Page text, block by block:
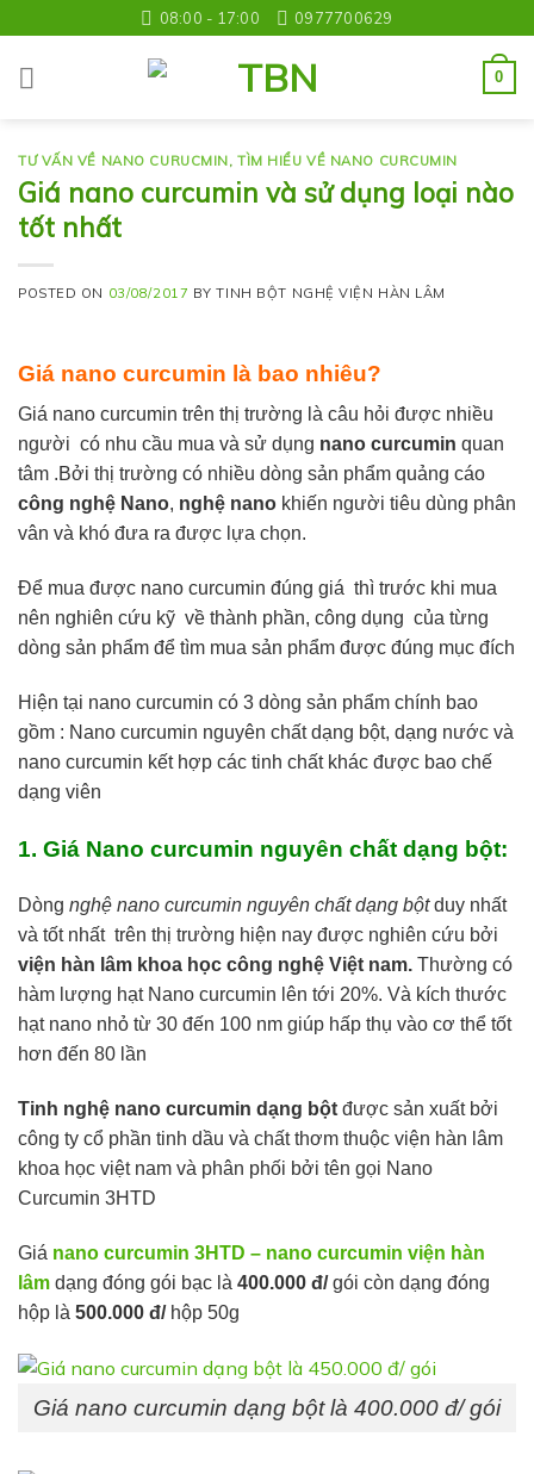
to
content
08:00 - 17:00 0977700629
0
TƯ VẤN VỀ NANO CURUCMIN,TÌM HIỂU VỀ NANO CURCUMIN
Giá nano curcumin và sử dụng loại nào
tốt nhất
POSTED ON 03/08/2017 BYTINH BỘT NGHỆ VIỆN HÀN LÂM
Giá nano curcumin là bao nhiêu?
Giá nano curcumin trên thị trường là câu hỏi được nhiều
người có nhu cầu mua và sử dụng nano curcumin quan
tâm .Bởi thị trường có nhiều dòng sản phẩm quảng cáo
công nghệ Nano, nghệ nano khiến người tiêu dùng phân
vân và khó đưa ra được lựa chọn.
Để mua được nano curcumin đúng giá thì trước khi mua
nên nghiên cứu kỹ về thành phần, công dụng của từng
dòng sản phẩm để tìm mua sản phẩm được đúng mục đích
Hiện tại nano curcumin có 3 dòng sản phẩm chính bao
gồm : Nano curcumin nguyên chất dạng bột, dạng nước và
nano curcumin kết hợp các tinh chất khác được bao chế
dạng viên
1. Giá Nano curcumin nguyên chất dạng bột:
Dòng nghệ nano curcumin nguyên chất dạng bộtduy nhất
và tốt nhất trên thị trường hiện nay được nghiên cứu bởi
viện hàn lâm khoa học công nghệ Việt nam. Thường có
hàm lượng hạt Nano curcumin lên tới 20%. Và kích thước
hạt nano nhỏ từ 30 đến 100 nm giúp hấp thụ vào cơ thể tốt
hơn đến 80 lần
Tinh nghệ nano curcumin dạng bột được sản xuất bởi
công ty cổ phần tinh dầu và chất thơm thuộc viện hàn lâm
khoa học việt nam và phân phối bởi tên gọi Nano
Curcumin 3HTD
Giá nano curcumin 3HTD – nano curcumin viện hàn
lâm dạng đóng gói bạc là 400.000 đ/gói còn dạng đóng
hộp là 500.000 đ/ hộp 50g
Giá nano curcumin dạng bột là 400.000 đ/ gói